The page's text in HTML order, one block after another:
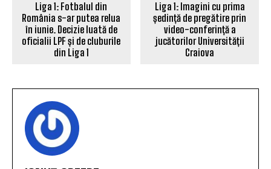
Liga 1: Fotbalul din
România s-ar putea relua
în iunie. Decizie luată de
oficialii LPF și de cluburile
din Liga 1
Liga 1: Imagini cu prima
ședință de pregătire prin
video-conferință a
jucătorilor Universității
Craiova